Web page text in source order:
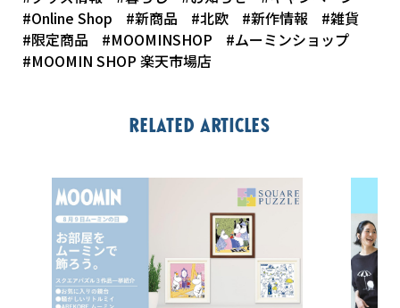
#Online Shop
#新商品 #北欧 #新作情報
#雑貨
#限定商品
#MOOMINSHOP
#ムーミンショップ
#MOOMIN SHOP 楽天市場店
Related articles